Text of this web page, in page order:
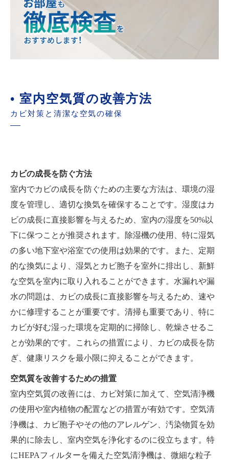
• 室内空気質の改善方法
カビ対策と清潔な空気の確保
カビの成長を防ぐ方法
室内でカビの成長を防ぐための主要な方法は、環境の湿
度を管理し、適切な換気を確保することです。湿度はカ
ビの成長に直接影響を与えるため、室内の湿度を50%以
下に保つことが推奨されます。除湿機の使用、特に湿気
の多い地下室や浴室での使用は効果的です。また、定期
的な換気により、湿気とカビ胞子を室外に排出し、新鮮
な空気を室内に取り入れることができます。水漏れや漏
水の問題は、カビの成長に直接影響を与えるため、速や
かに修理することが重要です。清掃も重要であり、特に
カビが好む湿った環境を定期的に掃除し、乾燥させるこ
とが効果的です。これらの措置により、カビの成長を防
ぎ、健康リスクを最小限に抑えることができます。
空気質を改善するための措置
室内空気質の改善には、カビ対策に加えて、空気清浄機
の使用や室内植物の配置などの措置が有効です。空気清
浄機は、カビ胞子やその他のアレルゲン、汚染物質を効
果的に除去し、室内空気を浄化するのに役立ちます。特
にHEPAフィルターを備えた空気清浄機は、微細な粒子